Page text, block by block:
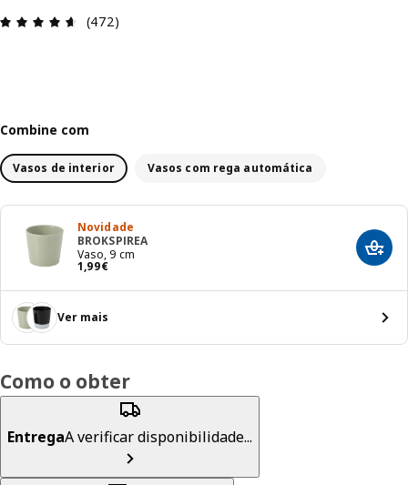
Avaliações: 4.6 de 5 estrelas. Total de
(472)
Combine com
Vasos de interior Vasos com rega automática
Novidade
BROKSPIREA
Vaso, 9 cm
1,99€
Preço 1,99€
Ver mais
Como o obter
EntregaA verificar disponibilidade...